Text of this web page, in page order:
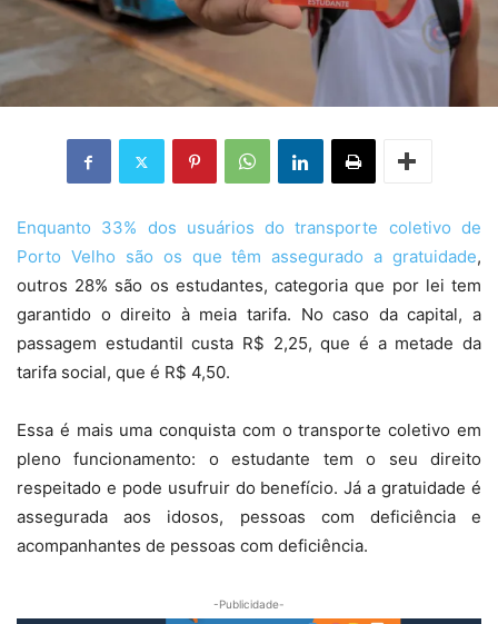
Enquanto 33% dos usuários do transporte coletivo de
Porto Velho são os que têm assegurado a gratuidade,
outros 28% são os estudantes, categoria que por lei tem
garantido o direito à meia tarifa. No caso da capital, a
passagem estudantil custa R$ 2,25, que é a metade da
tarifa social, que é R$ 4,50.
Essa é mais uma conquista com o transporte coletivo em
pleno funcionamento: o estudante tem o seu direito
respeitado e pode usufruir do benefício. Já a gratuidade é
assegurada aos idosos, pessoas com deficiência e
acompanhantes de pessoas com deficiência.
-Publicidade-